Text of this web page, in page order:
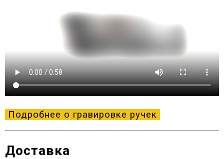
Подробнее о гравировке ручек
Доставка